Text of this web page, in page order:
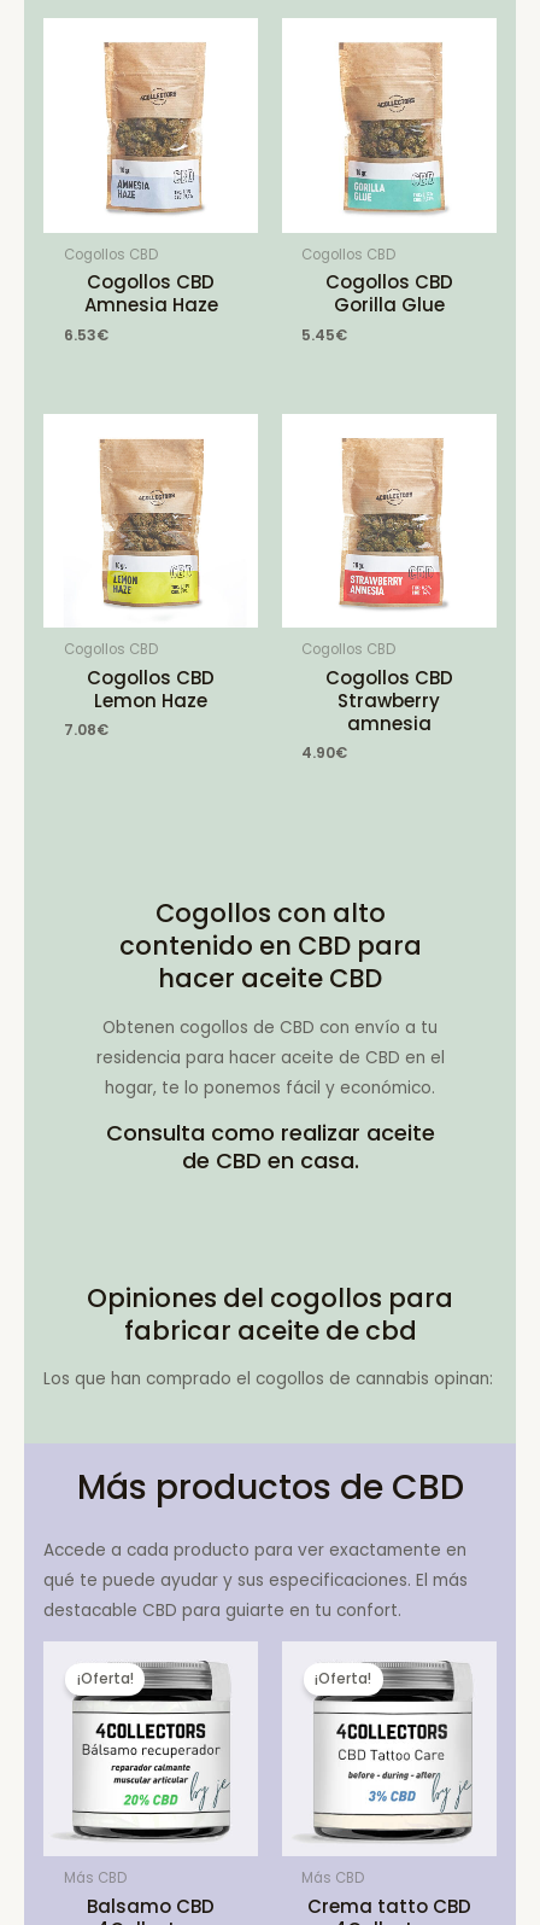
Cogollos CBD
Cogollos CBD
Amnesia Haze
6.53€
Cogollos CBD
Cogollos CBD
Gorilla Glue
5.45€
Cogollos CBD
Cogollos CBD
Lemon Haze
7.08€
Cogollos CBD
Cogollos CBD
Strawberry
amnesia
4.90€
Cogollos con alto
contenido en CBD para
hacer aceite CBD
Obtenen cogollos de CBD con envío a tu
residencia para hacer aceite de CBD en el
hogar, te lo ponemos fácil y económico.
Consulta como realizar aceite
de CBD en casa.
Opiniones del cogollos para
fabricar aceite de cbd
Los que han comprado el cogollos de cannabis opinan:
Más productos de CBD
Accede a cada producto para ver exactamente en
qué te puede ayudar y sus especificaciones. El más
destacable CBD para guiarte en tu confort.
¡Oferta!
Más CBD
Balsamo CBD
¡Oferta!
Más CBD
Crema tatto CBD